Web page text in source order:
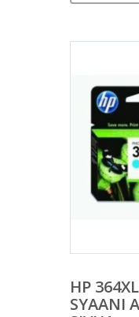
HP
SYAANI